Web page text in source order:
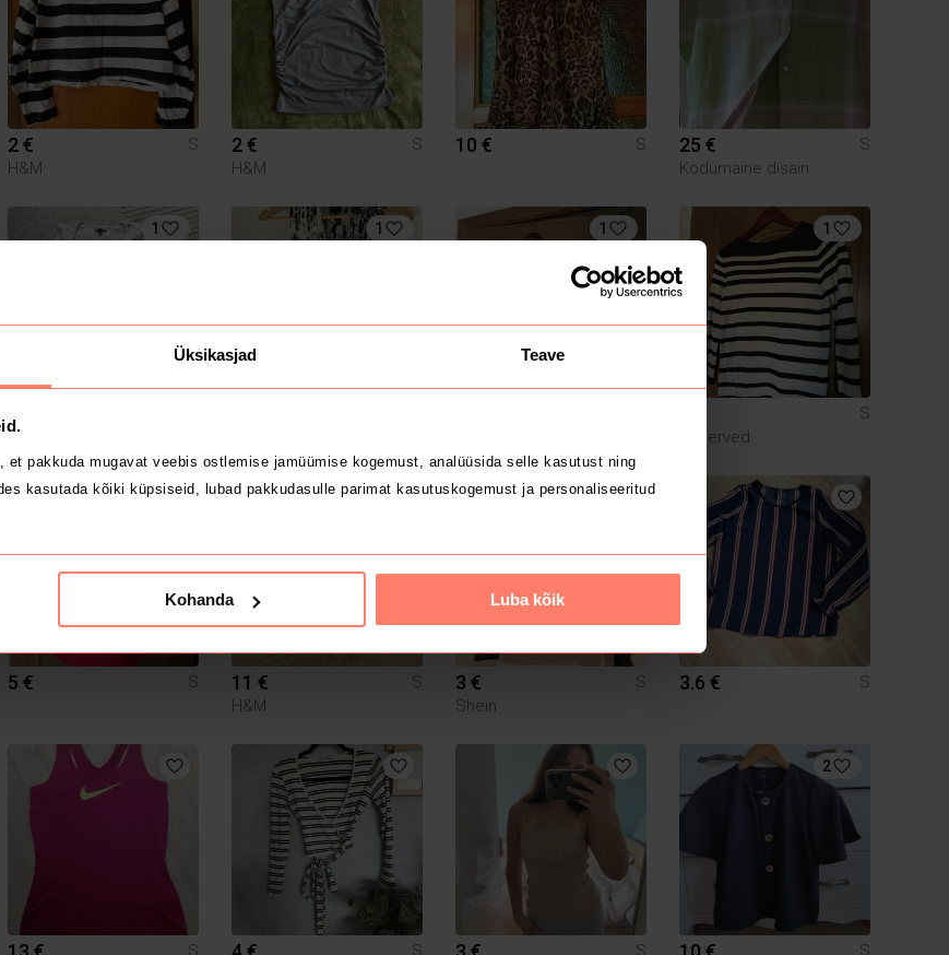
Üksikasjad Teave
et pakkuda mugavat veebis ostlemise jamüümise kogemust, analüüsida selle kasutust ning
kasutada kõiki küpsiseid, lubad pakkudasulle parimat kasutuskogemust ja personaliseeritud
Kohanda Luba kõik
2 €
S
H&M
2 €
S
H&M
10 € S 25 €
S
Kodumaine disain
1 1 1 1
S
Reserved
1
5 € S 11 €
S
H&M
3 €
S
Shein
3.6 € S
S
S
S
2
S